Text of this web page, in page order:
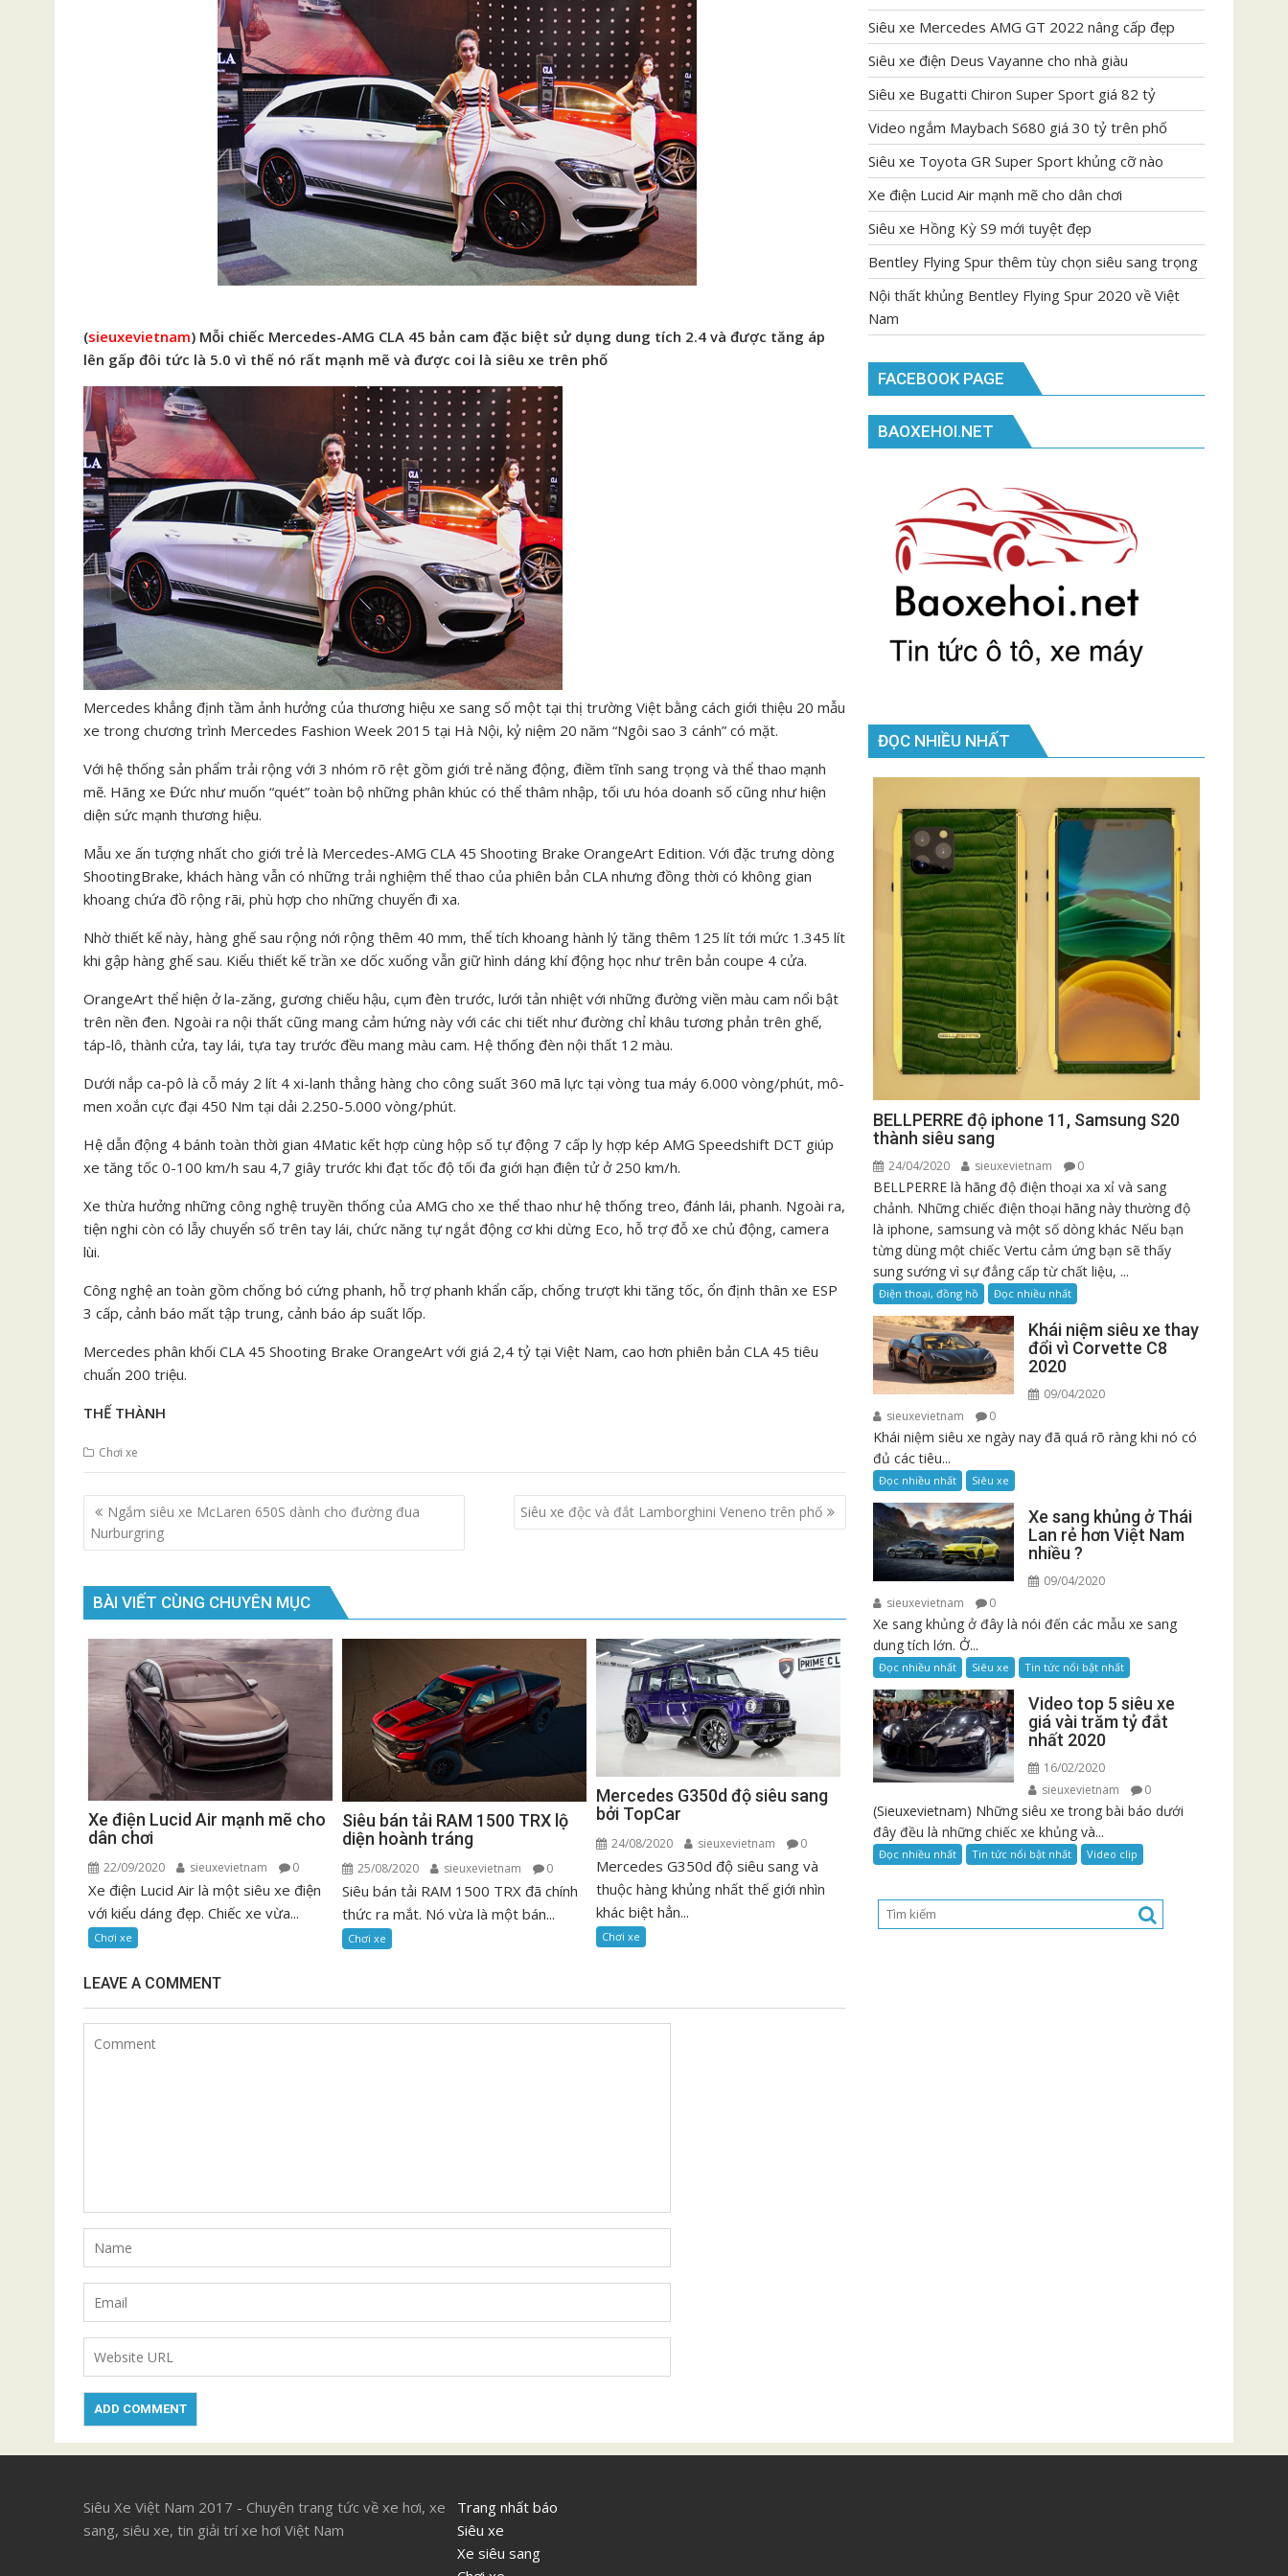
(sieuxevietnam) Mỗi chiếc Mercedes-AMG CLA 45 bản cam đặc biệt sử dụng dung tích 2.4 và được tăng áp
lên gấp đôi tức là 5.0 vì thế nó rất mạnh mẽ và được coi là siêu xe trên phố
Mercedes khẳng định tầm ảnh hưởng của thương hiệu xe sang số một tại thị trường Việt bằng cách giới thiệu 20 mẫu
xe trong chương trình Mercedes Fashion Week 2015 tại Hà Nội, kỷ niệm 20 năm “Ngôi sao 3 cánh” có mặt.
Với hệ thống sản phẩm trải rộng với 3 nhóm rõ rệt gồm giới trẻ năng động, điềm tĩnh sang trọng và thể thao mạnh
mẽ. Hãng xe Đức như muốn “quét” toàn bộ những phân khúc có thể thâm nhập, tối ưu hóa doanh số cũng như hiện
diện sức mạnh thương hiệu.
Mẫu xe ấn tượng nhất cho giới trẻ là Mercedes-AMG CLA 45 Shooting Brake OrangeArt Edition. Với đặc trưng dòng
ShootingBrake, khách hàng vẫn có những trải nghiệm thể thao của phiên bản CLA nhưng đồng thời có không gian
khoang chứa đồ rộng rãi, phù hợp cho những chuyến đi xa.
Nhờ thiết kế này, hàng ghế sau rộng nới rộng thêm 40 mm, thể tích khoang hành lý tăng thêm 125 lít tới mức 1.345 lít
khi gập hàng ghế sau. Kiểu thiết kế trần xe dốc xuống vẫn giữ hình dáng khí động học như trên bản coupe 4 cửa.
OrangeArt thể hiện ở la-zăng, gương chiếu hậu, cụm đèn trước, lưới tản nhiệt với những đường viền màu cam nổi bật
trên nền đen. Ngoài ra nội thất cũng mang cảm hứng này với các chi tiết như đường chỉ khâu tương phản trên ghế,
táp-lô, thành cửa, tay lái, tựa tay trước đều mang màu cam. Hệ thống đèn nội thất 12 màu.
Dưới nắp ca-pô là cỗ máy 2 lít 4 xi-lanh thẳng hàng cho công suất 360 mã lực tại vòng tua máy 6.000 vòng/phút, mô-
men xoắn cực đại 450 Nm tại dải 2.250-5.000 vòng/phút.
Hệ dẫn động 4 bánh toàn thời gian 4Matic kết hợp cùng hộp số tự động 7 cấp ly hợp kép AMG Speedshift DCT giúp
xe tăng tốc 0-100 km/h sau 4,7 giây trước khi đạt tốc độ tối đa giới hạn điện tử ở 250 km/h.
Xe thừa hưởng những công nghệ truyền thống của AMG cho xe thể thao như hệ thống treo, đánh lái, phanh. Ngoài ra,
tiện nghi còn có lẫy chuyển số trên tay lái, chức năng tự ngắt động cơ khi dừng Eco, hỗ trợ đỗ xe chủ động, camera
lùi.
Công nghệ an toàn gồm chống bó cứng phanh, hỗ trợ phanh khẩn cấp, chống trượt khi tăng tốc, ổn định thân xe ESP
3 cấp, cảnh báo mất tập trung, cảnh báo áp suất lốp.
Mercedes phân khối CLA 45 Shooting Brake OrangeArt với giá 2,4 tỷ tại Việt Nam, cao hơn phiên bản CLA 45 tiêu
chuẩn 200 triệu.
THẾ THÀNH
Chơi xe
Điều
hướng
bài
viết
Ngắm siêu xe McLaren 650S dành cho đường đua
Nurburgring
Siêu xe độc và đắt Lamborghini Veneno trên phố
BÀI VIẾT CÙNG CHUYÊN MỤC
Xe điện Lucid Air mạnh mẽ cho
dân chơi
22/09/2020 sieuxevietnam 0
Xe điện Lucid Air là một siêu xe điện
với kiểu dáng đẹp. Chiếc xe vừa...
Chơi xe
Siêu bán tải RAM 1500 TRX lộ
diện hoành tráng
25/08/2020 sieuxevietnam 0
Siêu bán tải RAM 1500 TRX đã chính
thức ra mắt. Nó vừa là một bán...
Chơi xe
Mercedes G350d độ siêu sang
bởi TopCar
24/08/2020 sieuxevietnam 0
Mercedes G350d độ siêu sang và
thuộc hàng khủng nhất thế giới nhìn
khác biệt hẳn...
Chơi xe
LEAVE A COMMENT
Siêu xe Mercedes AMG GT 2022 nâng cấp đẹp
Siêu xe điện Deus Vayanne cho nhà giàu
Siêu xe Bugatti Chiron Super Sport giá 82 tỷ
Video ngắm Maybach S680 giá 30 tỷ trên phố
Siêu xe Toyota GR Super Sport khủng cỡ nào
Xe điện Lucid Air mạnh mẽ cho dân chơi
Siêu xe Hồng Kỳ S9 mới tuyệt đẹp
Bentley Flying Spur thêm tùy chọn siêu sang trọng
Nội thất khủng Bentley Flying Spur 2020 về Việt
Nam
FACEBOOK PAGE
BAOXEHOI.NET
ĐỌC NHIỀU NHẤT
BELLPERRE độ iphone 11, Samsung S20
thành siêu sang
24/04/2020 sieuxevietnam 0
BELLPERRE là hãng độ điện thoại xa xỉ và sang
chảnh. Những chiếc điện thoại hãng này thường độ
là iphone, samsung và một số dòng khác Nếu bạn
từng dùng một chiếc Vertu cảm ứng bạn sẽ thấy
sung sướng vì sự đẳng cấp từ chất liệu, ...
Điện thoại, đồng hồ Đọc nhiều nhất
Khái niệm siêu xe thay
đổi vì Corvette C8
2020
09/04/2020
sieuxevietnam
0
Khái niệm siêu xe ngày nay đã quá rõ ràng khi nó có
đủ các tiêu...
Đọc nhiều nhất Siêu xe
Xe sang khủng ở Thái
Lan rẻ hơn Việt Nam
nhiều ?
09/04/2020
sieuxevietnam
0
Xe sang khủng ở đây là nói đến các mẫu xe sang
dung tích lớn. Ở...
Đọc nhiều nhất Siêu xe Tin tức nổi bật nhất
Video top 5 siêu xe
giá vài trăm tỷ đắt
nhất 2020
16/02/2020
sieuxevietnam
0
(Sieuxevietnam) Những siêu xe trong bài báo dưới
đây đều là những chiếc xe khủng và...
Đọc nhiều nhất Tin tức nổi bật nhất Video clip
Siêu Xe Việt Nam 2017 - Chuyên trang tức về xe hơi, xe
sang, siêu xe, tin giải trí xe hơi Việt Nam
Trang nhất báo
Siêu xe
Xe siêu sang